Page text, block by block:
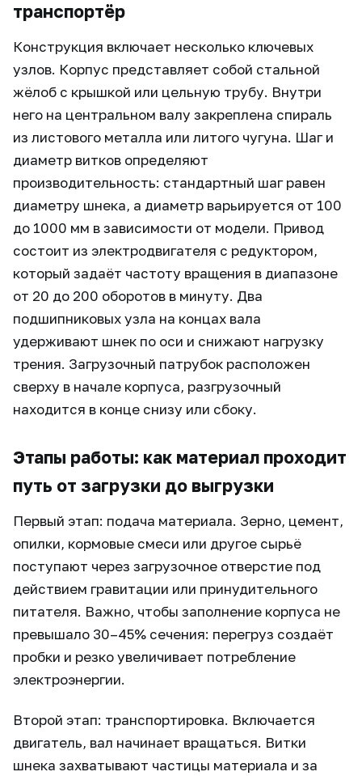
транспортёр
Конструкция включает несколько ключевых
узлов. Корпус представляет собой стальной
жёлоб с крышкой или цельную трубу. Внутри
него на центральном валу закреплена спираль
из листового металла или литого чугуна. Шаг и
диаметр витков определяют
производительность: стандартный шаг равен
диаметру шнека, а диаметр варьируется от 100
до 1000 мм в зависимости от модели. Привод
состоит из электродвигателя с редуктором,
который задаёт частоту вращения в диапазоне
от 20 до 200 оборотов в минуту. Два
подшипниковых узла на концах вала
удерживают шнек по оси и снижают нагрузку
трения. Загрузочный патрубок расположен
сверху в начале корпуса, разгрузочный
находится в конце снизу или сбоку.
Этапы работы: как материал проходит
путь от загрузки до выгрузки
Первый этап: подача материала. Зерно, цемент,
опилки, кормовые смеси или другое сырьё
поступают через загрузочное отверстие под
действием гравитации или принудительного
питателя. Важно, чтобы заполнение корпуса не
превышало 30–45% сечения: перегруз создаёт
пробки и резко увеличивает потребление
электроэнергии.
Второй этап: транспортировка. Включается
двигатель, вал начинает вращаться. Витки
шнека захватывают частицы материала и за